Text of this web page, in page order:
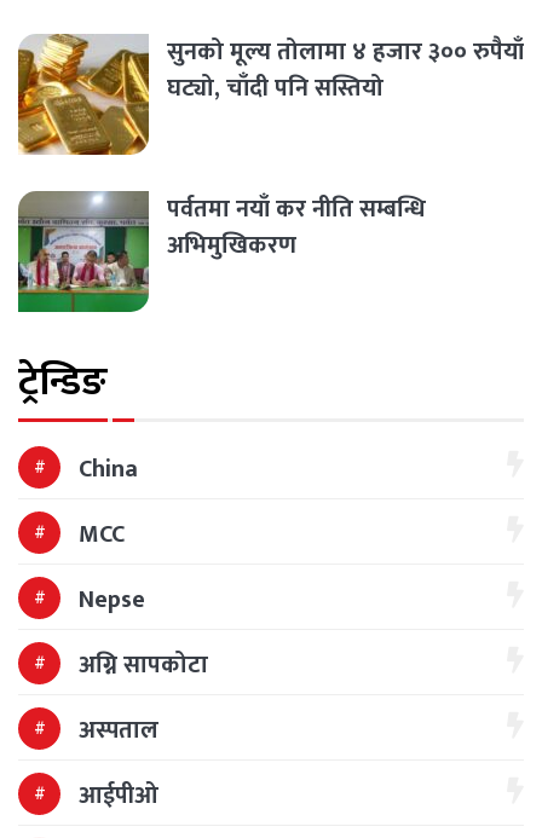
सुनको मूल्य तोलामा ४ हजार ३०० रुपैयाँ
घट्यो, चाँदी पनि सस्तियो
पर्वतमा नयाँ कर नीति सम्बन्धि
अभिमुखिकरण
ट्रेन्डिङ
China
MCC
Nepse
अग्नि सापकोटा
अस्पताल
आईपीओ